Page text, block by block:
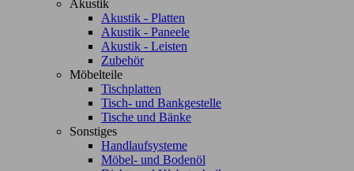
Akustik
Akustik - Platten
Akustik - Paneele
Akustik - Leisten
Zubehör
Möbelteile
Tischplatten
Tisch- und Bankgestelle
Tische und Bänke
Sonstiges
Handlaufsysteme
Möbel- und Bodenöl